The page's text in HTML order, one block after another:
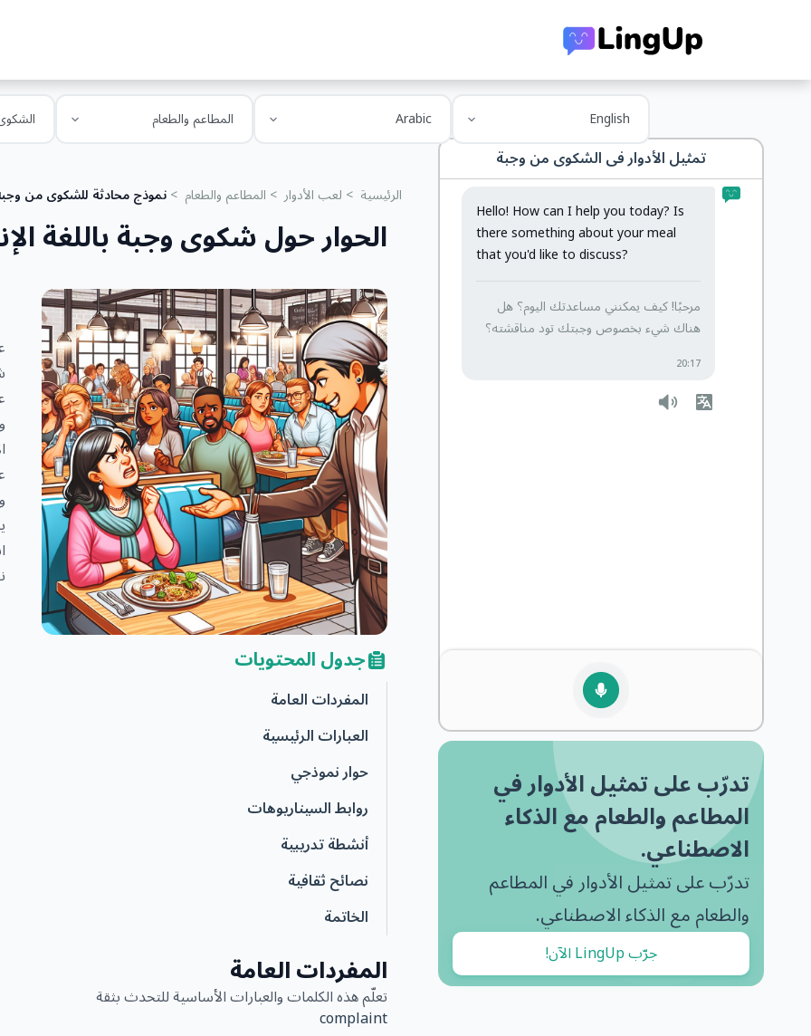
تمثيل الأدوار فيالشكوى من وجبة
Hello! How can I help you today? Is
there something about your meal
that you'd like to discuss?
مرحبًا! كيف يمكنني مساعدتك اليوم؟ هل
هناك شيء بخصوص وجبتك تود مناقشته؟
20:17
تدرّب على تمثيل الأدوار في
المطاعم والطعام مع الذكاء
الاصطناعي.
تدرّب على تمثيل الأدوار في المطاعم
والطعام مع الذكاء الاصطناعي.
جرّب LingUp الآن!
الرئيسية لعب الأدوار المطاعم والطعام نموذج محادثة للشكوى من وجبة
الحوار حول شكوى وجبة باللغة
جدول المحتويات
المفردات العامة
العبارات الرئيسية
حوار نموذجي
روابط السيناريوهات
أنشطة تدريبية
نصائح ثقافية
الخاتمة
المفردات العامة
تعلّم هذه الكلمات والعبارات الأساسية للتحدث بثقة
complaint